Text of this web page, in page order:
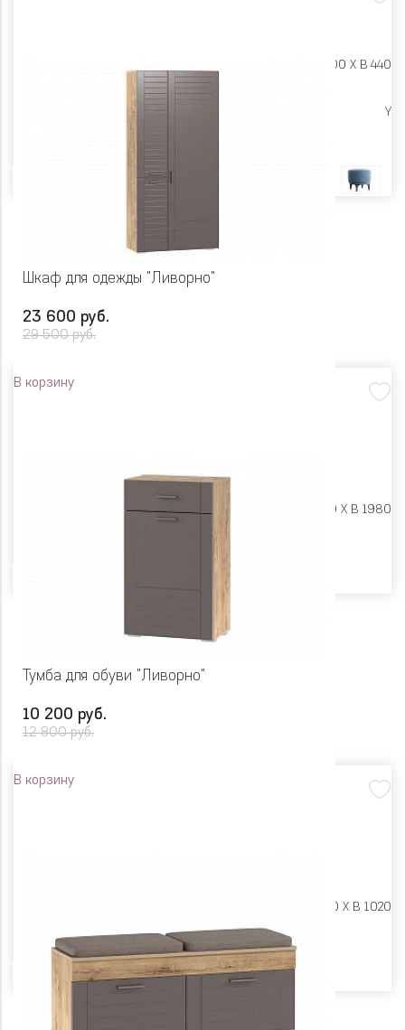
Ш 500 X Г 500 X В 440
Y
Шкаф для одежды "Ливорно"
23 600 руб.
29 500 руб.
В корзину
Ш 952 X Г 380 X В 1980
Тумба для обуви "Ливорно"
10 200 руб.
12 800 руб.
В корзину
Ш 602 X Г 380 X В 1020